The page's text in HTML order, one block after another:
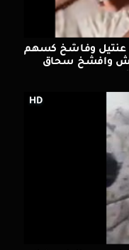
عنتيل وفاشخ كسهم
وافشخ سحاق
HD